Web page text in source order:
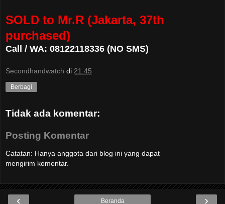
SOLD to Mr.R (Jakarta, 37th
purchased)
Call / WA: 08122118336 (NO SMS)
Secondhandwatch di 21.45
Berbagi
Tidak ada komentar:
Posting Komentar
Catatan: Hanya anggota dari blog ini yang dapat
mengirim komentar.
‹ ›
Beranda